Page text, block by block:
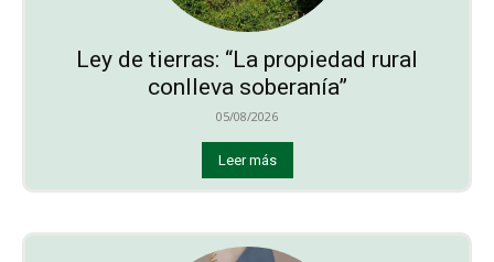
Ley de tierras: “La propiedad rural
conlleva soberanía”
05/08/2026
Leer más